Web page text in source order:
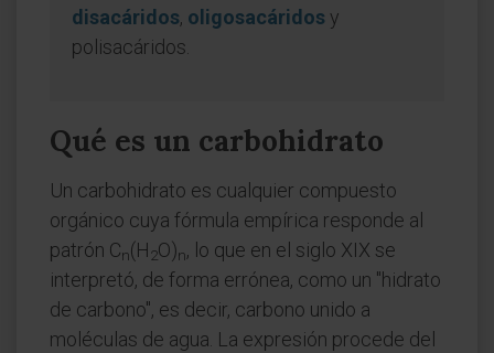
disacáridos, oligosacáridos y
polisacáridos.
Qué es un carbohidrato
Un carbohidrato es cualquier compuesto
orgánico cuya fórmula empírica responde al
patrón Cn(H2O)n, lo que en el siglo XIX se
interpretó, de forma errónea, como un "hidrato
de carbono", es decir, carbono unido a
moléculas de agua. La expresión procede del